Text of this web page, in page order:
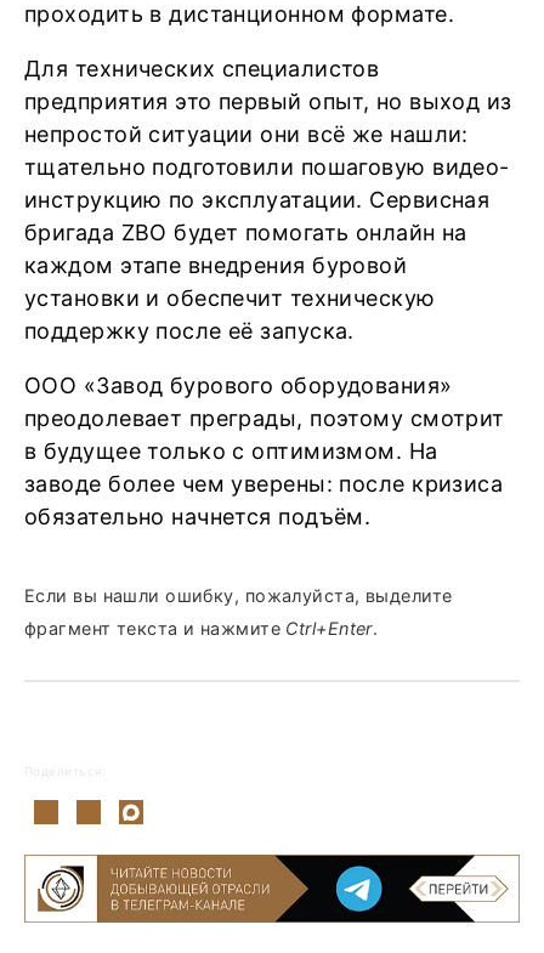
проходить в дистанционном формате.
Для технических специалистов
предприятия это первый опыт, но выход из
непростой ситуации они всё же нашли:
тщательно подготовили пошаговую видео-
инструкцию по эксплуатации. Сервисная
бригада ZBO будет помогать онлайн на
каждом этапе внедрения буровой
установки и обеспечит техническую
поддержку после её запуска.
ООО «Завод бурового оборудования»
преодолевает преграды, поэтому смотрит
в будущее только с оптимизмом. На
заводе более чем уверены: после кризиса
обязательно начнется подъём.
Если вы нашли ошибку, пожалуйста, выделите
фрагмент текста и нажмите Ctrl+Enter.
Поделиться: